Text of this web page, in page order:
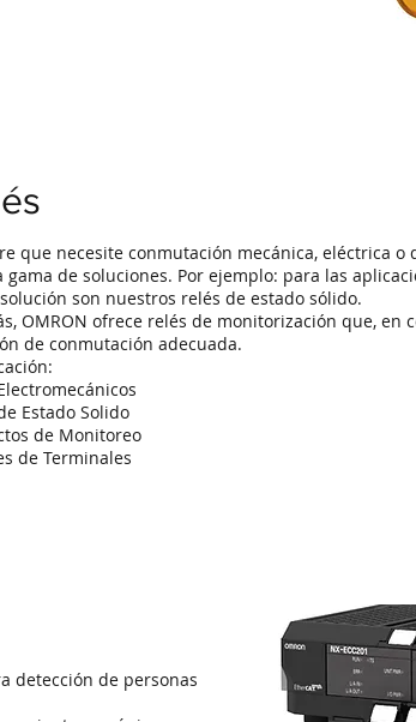
que necesite conmutación mecánica, eléctrica o
gama de soluciones. Por ejemplo: para las
son nuestros relés de estado sólido.
OMRON ofrece relés de monitorización que,
de conmutación adecuada.
Estado Solido
de Monitoreo
de Terminales
detección de personas